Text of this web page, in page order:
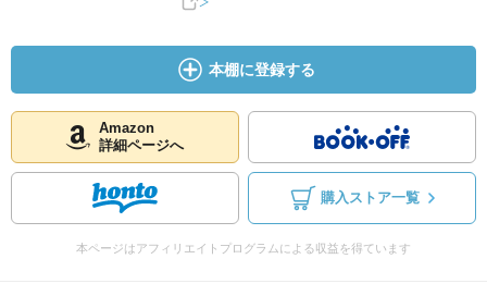
本棚に登録する
Amazon
詳細ページへ
購入ストア一覧
本ページはアフィリエイトプログラムによる収益を得ています